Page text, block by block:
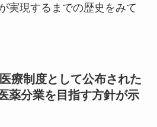
実現するまでの歴史をみて
療制度として公布された
薬分業を目指す方針が示